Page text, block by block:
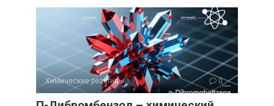
Химические реактивы 0